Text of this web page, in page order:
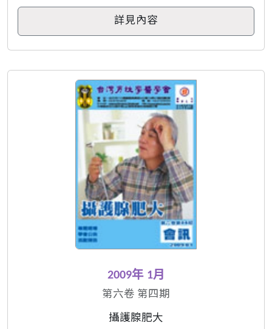
詳見內容
2009年 1月
第六卷 第四期
攝護腺肥大